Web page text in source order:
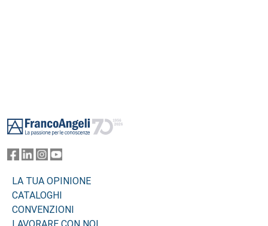
LA TUA OPINIONE
CATALOGHI
CONVENZIONI